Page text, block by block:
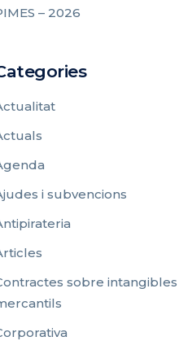
– 2026
i subvencions
sobre intangibles